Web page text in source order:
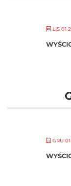
LIS 01
GRU